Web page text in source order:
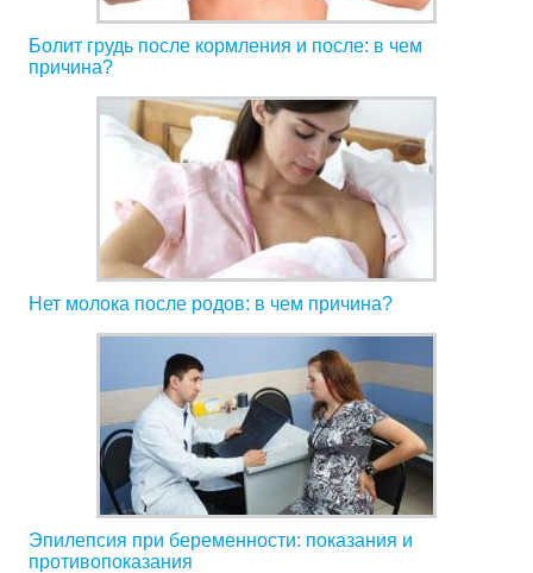
Болит грудь после кормления и после: в чем
причина?
Нет молока после родов: в чем причина?
Эпилепсия при беременности: показания и
противопоказания